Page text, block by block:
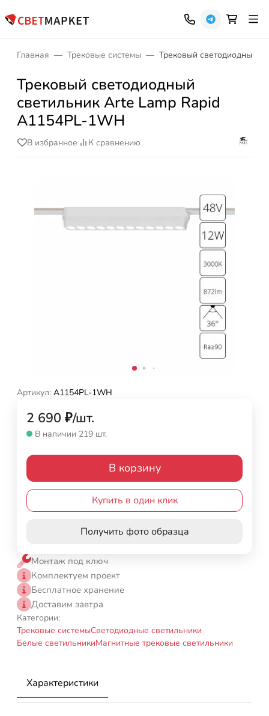
Главная Трековые системы Трековый светодиодный
Трековый светодиодный
светильник Arte Lamp Rapid
A1154PL-1WH
В избранное К сравнению
Артикул: A1154PL-1WH
2 690 ₽/шт.
В наличии 219 шт.
В корзину
Купить в один клик
Получить фото образца
Монтаж под ключ
Комплектуем проект
Бесплатное хранение
Доставим завтра
Категории:
Трековые системыСветодиодные светильники
Белые светильникиМагнитные трековые светильники
Характеристики